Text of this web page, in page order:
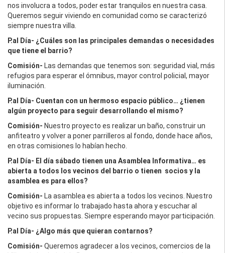
nos involucra a todos, poder estar tranquilos en nuestra casa.
Queremos seguir viviendo en comunidad como se caracterizó
siempre nuestra villa.
P.al Día- ¿Cuáles son las principales demandas o necesidades
que tiene el barrio?
Comisión- Las demandas que tenemos son: seguridad vial, más
refugios para esperar el ómnibus, mayor control policial, mayor
iluminación.
P.al Día- Cuentan con un hermoso espacio público… ¿tienen
algún proyecto para seguir desarrollando el mismo?
Comisión- Nuestro proyecto es realizar un baño, construir un
anfiteatro y volver a poner parrilleros al fondo, donde hace años,
en otras comisiones lo habían hecho.
P.al Día- El día sábado tienen una Asamblea Informativa… es
abierta a todos los vecinos del barrio o tienen socios y la
asamblea es para ellos?
Comisión- La asamblea es abierta a todos los vecinos. Nuestro
objetivo es informar lo trabajado hasta ahora y escuchar al
vecino sus propuestas. Siempre esperando mayor participación.
P.al Día- ¿Algo más que quieran contarnos?
Comisión- Queremos agradecer a los vecinos, comercios de la